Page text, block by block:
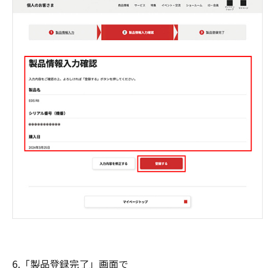
6.「製品登録完了」画面で